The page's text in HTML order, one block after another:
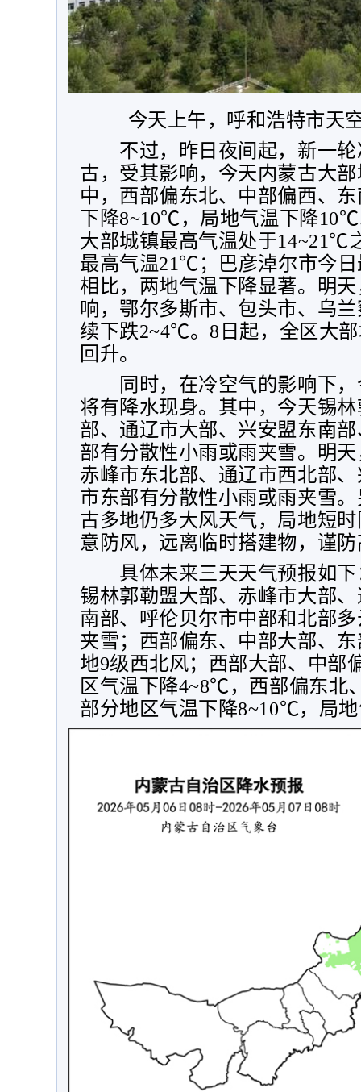
今天上午，呼和浩特市天
不过，昨日夜间起，新一
古，受其影响，今天内蒙古大
中，西部偏东北、中部偏西、
下降8~10℃，局地气温下降10℃
大部城镇最高气温处于14~21℃
最高气温21℃；巴彦淖尔市今日
相比，两地气温下降显著。明
响，鄂尔多斯市、包头市、乌
续下跌2~4℃。 8 日起，全区大
回升。
同时，在冷空气的影响下
将有降水现身。其中，今天锡
部、通辽市大部、兴安盟东南
部有分散性小雨或雨夹雪。明
赤峰市东北部、通辽市西北部
市东部有分散性小雨或雨夹雪
古多地仍多大风天气，局地短
意防风，远离临时搭建物，谨
具体未来三天天气预报如下
锡林郭勒盟大部、赤峰市大部
南部、呼伦贝尔市中部和北部
夹雪；西部偏东、中部大部、
地9级西北风；西部大部、中部
区气温下降4~8℃，西部偏东北
部分地区气温下降8~10℃，局地